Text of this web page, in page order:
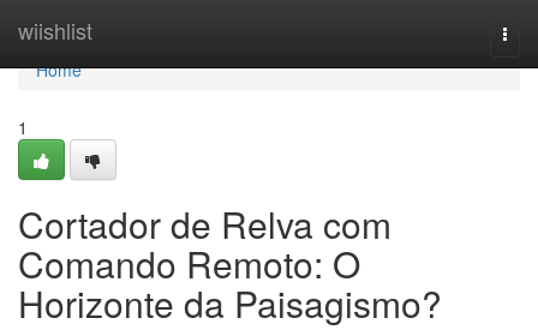
wiishlist
Home
Home
1
Cortador de Relva com
Comando Remoto: O
Horizonte da Paisagismo?